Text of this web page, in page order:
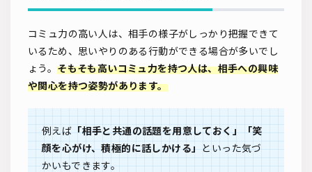
コミュ力の高い人は、相手の様子がしっかり把握できて
いるため、思いやりのある行動ができる場合が多いでし
ょう。そもそも高いコミュ力を持つ人は、相手への興味
や関心を持つ姿勢があります。
例えば「相手と共通の話題を用意しておく」「笑
顔を心がけ、積極的に話しかける」といった気づ
かいもできます。